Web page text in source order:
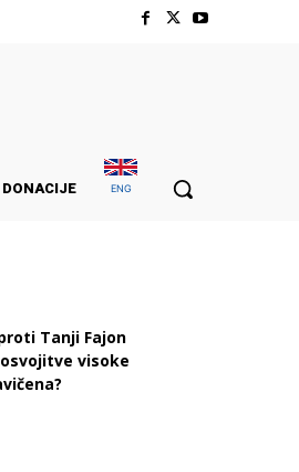
DONACIJE ENG
Tanji Fajon
visoke